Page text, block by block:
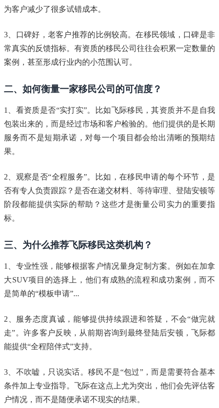
为客户减少了很多试错成本。
3、口碑好，老客户推荐的比例较高。在移民领域，口碑是非
常真实的反馈指标。有资质的移民公司往往会积累一定数量的
案例，甚至形成行业内的小范围认可。
二、如何衡量一家移民公司的可信度？
1、看资质是否“实打实”。比如飞际移民，其资质并不是自我
包装出来的，而是经过市场和客户检验的。他们提供的是长期
服务而不是短期承诺，对每一个项目都会给出清晰的预期结
果。
2、观察是否“全程服务”。比如，在移民申请的每个环节，是
否有专人负责跟踪？是否在递交材料、等待审理、登陆安顿等
阶段都能提供实际的帮助？这些才是衡量公司实力的重要指
标。
三、为什么推荐飞际移民这类机构？
1、专业性强，能够根据客户情况量身定制方案。例如在加拿
大SUV项目的选择上，他们有成熟的流程和成功案例，而不
是简单的“模板申请”...
2、服务态度真诚，能够提供持续跟进和答疑，不会“做完就
走”。许多客户反映，从前期咨询到最终登陆后安顿，飞际都
能提供“全程陪伴式”支持。
3、不吹嘘，只说实话。移民不是“包过”，而是需要符合基本
条件加上专业指导。飞际在这点上尤为突出，他们会先评估客
户情况，而不是随便承诺不现实的结果。